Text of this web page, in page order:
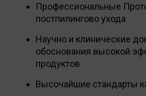
Профессиональные
постпилингово ухода
Научно и клинические
обоснования высокой
продуктов
Высочайшие стандарты